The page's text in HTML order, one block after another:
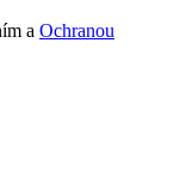
a Ochranou